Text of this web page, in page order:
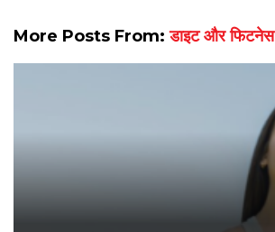
More Posts From:डाइट और फिटनेस